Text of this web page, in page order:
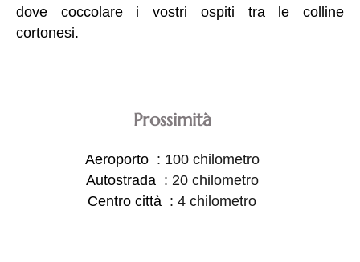
dove coccolare i vostri ospiti tra le colline
cortonesi.
Prossimità
Aeroporto
100 chilometro
Autostrada
20 chilometro
Centro città
4 chilometro